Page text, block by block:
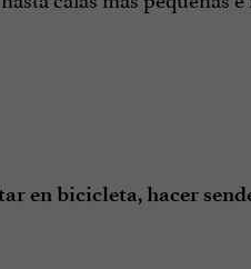
en bicicleta, hacer